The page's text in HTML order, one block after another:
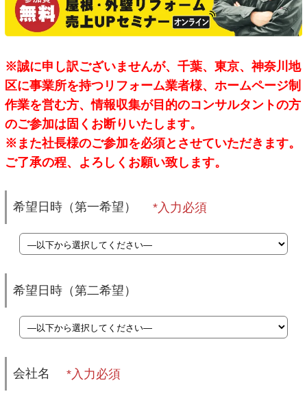
※誠に申し訳ございませんが、千葉、東京、神奈川地
区に事業所を持つリフォーム業者様、ホームページ制
作業を営む方、情報収集が目的のコンサルタントの方
のご参加は固くお断りいたします。
※また社長様のご参加を必須とさせていただきます。
ご了承の程、よろしくお願い致します。
希望日時（第一希望）
希望日時（第二希望）
会社名